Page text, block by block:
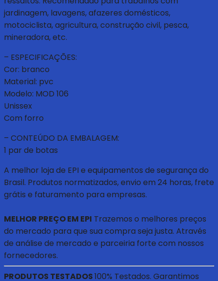
jardinagem, lavagens, afazeres domésticos,
motociclista, agricultura, construção civil, pesca,
mineradora, etc.
– ESPECIFICAÇÕES:
Cor: branco
Material: pvc
Modelo: MOD 106
Unissex
Com forro
– CONTEÚDO DA EMBALAGEM:
1 par de botas
A melhor loja de EPI e equipamentos de segurança do
Brasil. Produtos normatizados, envio em 24 horas, frete
grátis e faturamento para empresas.
MELHOR PREÇO EM EPI Trazemos o melhores preços
do mercado para que sua compra seja justa. Através
de análise de mercado e parceiria forte com nossos
fornecedores.
PRODUTOS TESTADOS100% Testados. Garantimos